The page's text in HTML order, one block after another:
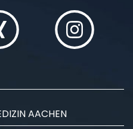
AACHEN